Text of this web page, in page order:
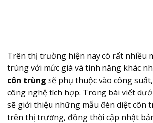
Trên thị trường hiện nay có rất nhiều
trùng với mức giá và tính năng khác
côn trùng sẽ phụ thuộc vào công
công nghệ tích hợp. Trong bài viết
sẽ giới thiệu những mẫu đèn diệt côn
trên thị trường, đồng thời cập nhật